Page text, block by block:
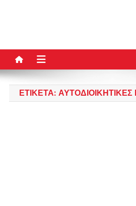
ΕΤΙΚΈΤΑ: